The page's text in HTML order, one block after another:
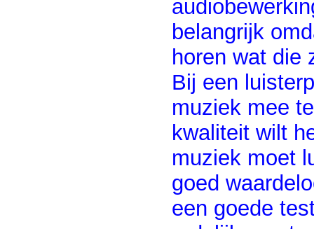
belangrijk
horen wat die
Bij een
muziek mee
kwaliteit wilt
muziek moet
goed
een goede